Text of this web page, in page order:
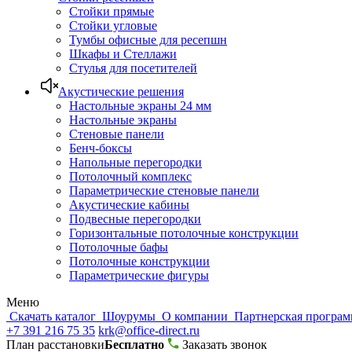
Стойки прямые
Стойки угловые
Тумбы офисные для ресепшн
Шкафы и Стеллажи
Стулья для посетителей
Акустические решения
Настольные экраны 24 мм
Настольные экраны
Стеновые панели
Бенч-боксы
Напольные перегородки
Потолочный комплекс
Параметрические стеновые панели
Акустические кабины
Подвесные перегородки
Горизонтальные потолочные конструкции
Потолочные бафы
Потолочные конструкции
Параметрические фигуры
Меню
Скачать каталог Шоурумы О компании Партнерская
+7 391 216 75 35 krk@office-direct.ru
План расстановкиБесплатно
Заказать звонок